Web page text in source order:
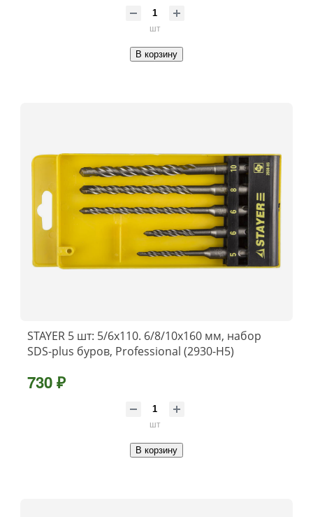
шт
В корзину
STAYER 5 шт: 5/6x110. 6/8/10х160 мм, набор
SDS-plus буров, Professional (2930-H5)
730 ₽
шт
В корзину